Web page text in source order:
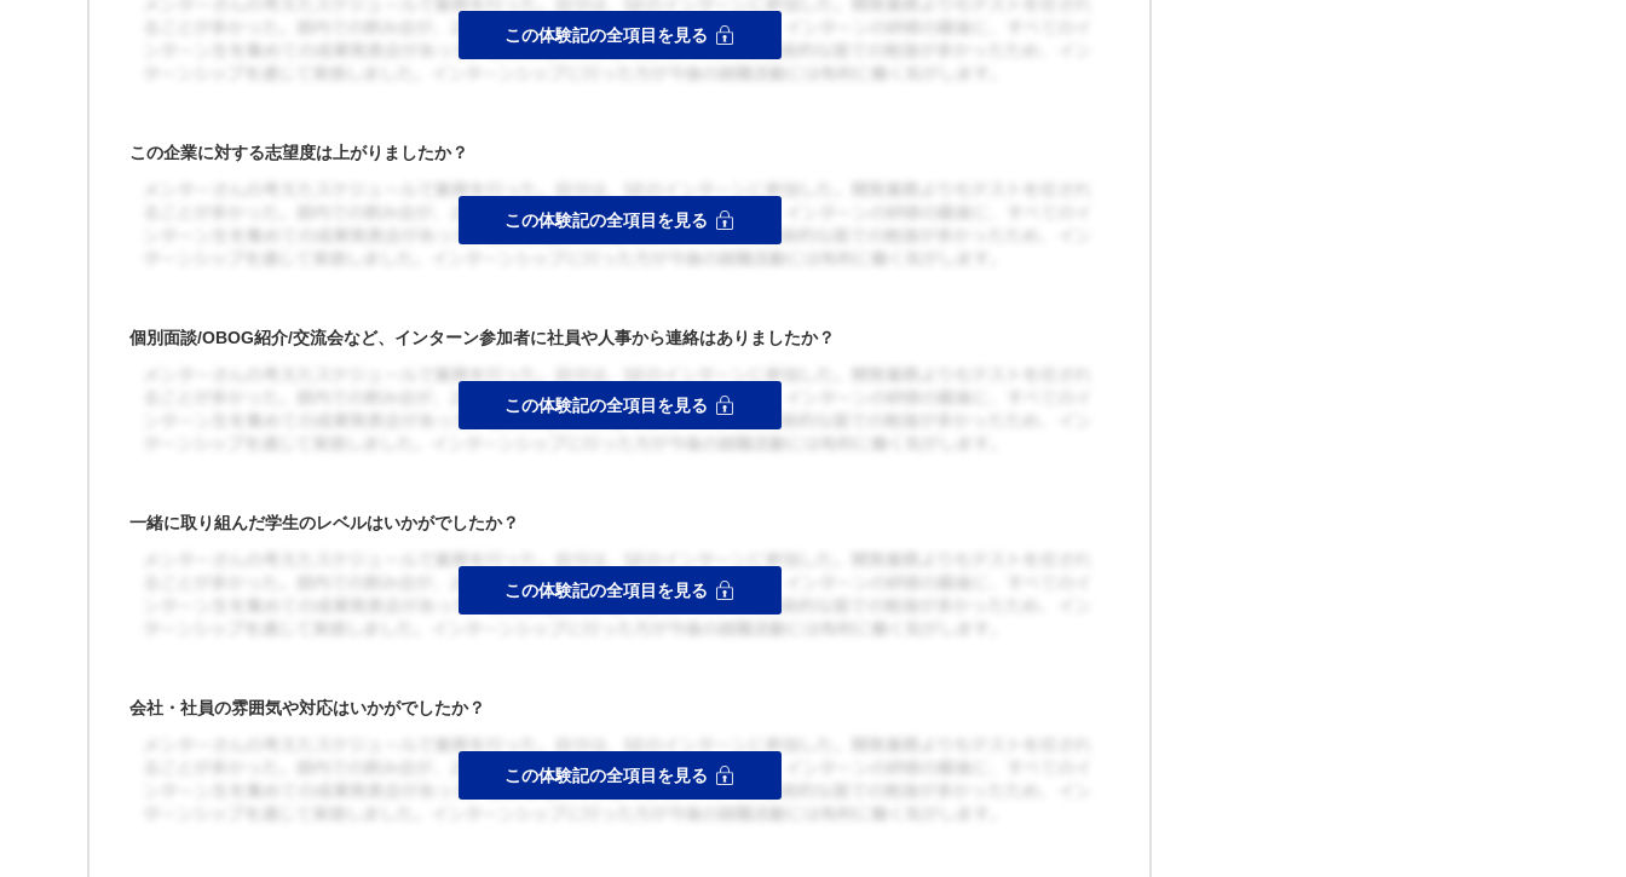
この企業に対する志望度は上がりましたか？
個別面談/OBOG紹介/交流会など、インターン参加者に社員や人事から連絡はありましたか？
一緒に取り組んだ学生のレベルはいかがでしたか？
会社・社員の雰囲気や対応はいかがでしたか？